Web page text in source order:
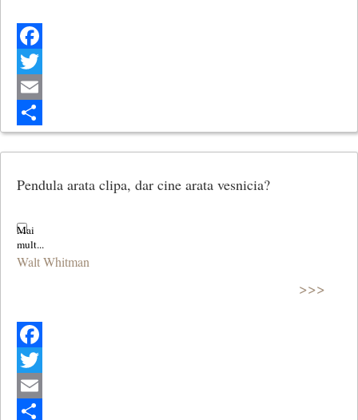
Facebook
Twitter
Email
Share
Pendula arata clipa, dar cine arata vesnicia?
Walt Whitman
>>>
Facebook
Twitter
Email